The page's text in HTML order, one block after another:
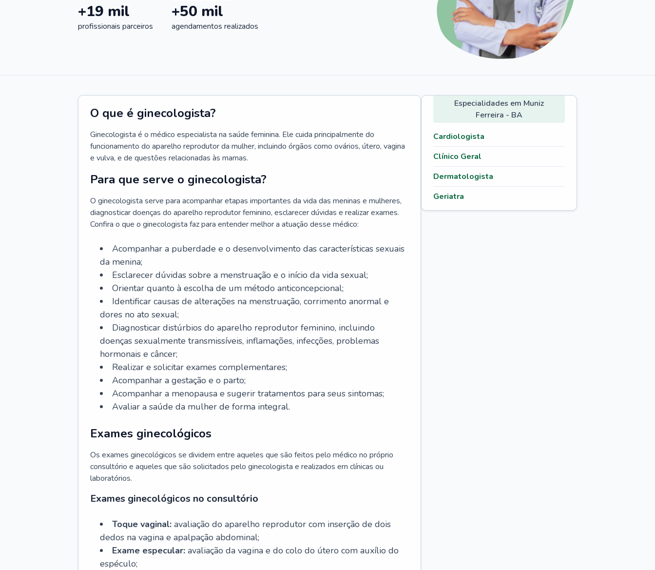
+19 mil
profissionais parceiros
+50 mil
agendamentos realizados
O que é ginecologista?
Ginecologista é o médico especialista na saúde feminina. Ele cuida principalmente do
funcionamento do aparelho reprodutor da mulher, incluindo órgãos como ovários, útero, vagina
e vulva, e de questões relacionadas às mamas.
Para que serve o ginecologista?
O ginecologista serve para acompanhar etapas importantes da vida das meninas e mulheres,
diagnosticar doenças do aparelho reprodutor feminino, esclarecer dúvidas e realizar exames.
Confira o que o ginecologista faz para entender melhor a atuação desse médico:
Acompanhar a puberdade e o desenvolvimento das características sexuais
da menina;
Esclarecer dúvidas sobre a menstruação e o início da vida sexual;
Orientar quanto à escolha de um método anticoncepcional;
Identificar causas de alterações na menstruação, corrimento anormal e
dores no ato sexual;
Diagnosticar distúrbios do aparelho reprodutor feminino, incluindo
doenças sexualmente transmissíveis, inflamações, infecções, problemas
hormonais e câncer;
Realizar e solicitar exames complementares;
Acompanhar a gestação e o parto;
Acompanhar a menopausa e sugerir tratamentos para seus sintomas;
Avaliar a saúde da mulher de forma integral.
Exames ginecológicos
Os exames ginecológicos se dividem entre aqueles que são feitos pelo médico no próprio
consultório e aqueles que são solicitados pelo ginecologista e realizados em clínicas ou
laboratórios.
Exames ginecológicos no consultório
Toque vaginal: avaliação do aparelho reprodutor com inserção de dois
dedos na vagina e apalpação abdominal;
Exame especular: avaliação da vagina e do colo do útero com auxílio do
espéculo;
Especialidades em Muniz
Ferreira - BA
Cardiologista
Clínico Geral
Dermatologista
Geriatra